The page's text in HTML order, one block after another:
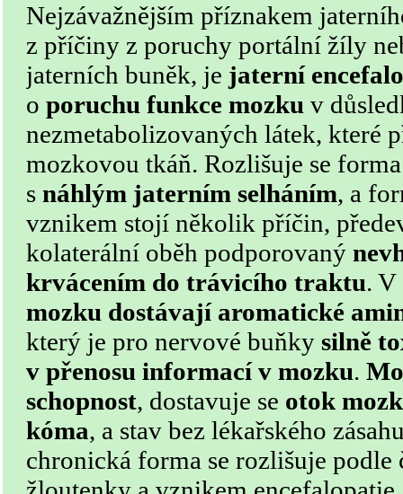
Nejzávažnějším příznakem
z příčiny z poruchy portální žíly
jaterních buněk, je jaterní
o poruchu funkce mozku v
nezmetabolizovaných látek, které
mozkovou tkáň. Rozlišuje se
s náhlým jaterním selháním, a
vznikem stojí několik příčin,
kolaterální oběh podporovaný
krvácením do trávicího traktu.
mozku dostávají aromatické
který je pro nervové buňky silně
v přenosu informací v mozku.
schopnost, dostavuje se otok
kóma, a stav bez lékařského
chronická forma se rozlišuje podle